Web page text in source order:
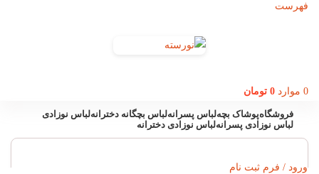
فهرست
0 موارد 0 تومان
فروشگاهپوشاک بچهلباس پسرانهلباس بچگانه دخترانهلباس نوزادی
لباس نوزادی پسرانهلباس نوزادی دخترانه
ورود / فرم ثبت نام